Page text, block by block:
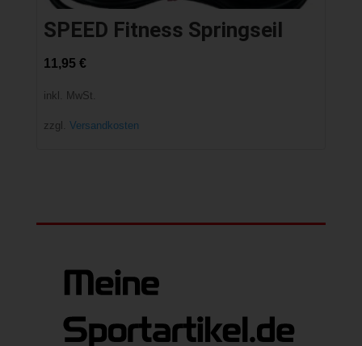
SPEED Fitness Springseil
11,95 €
inkl. MwSt.
zzgl. Versandkosten